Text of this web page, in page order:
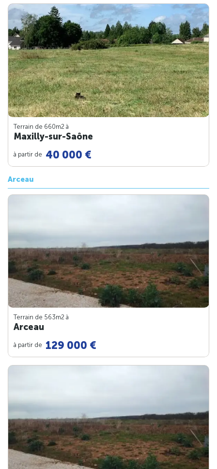
Terrain de 660m2 à
Maxilly-sur-Saône
à partir de 40 000 €
Arceau
Terrain de 563m2 à
Arceau
à partir de 129 000 €